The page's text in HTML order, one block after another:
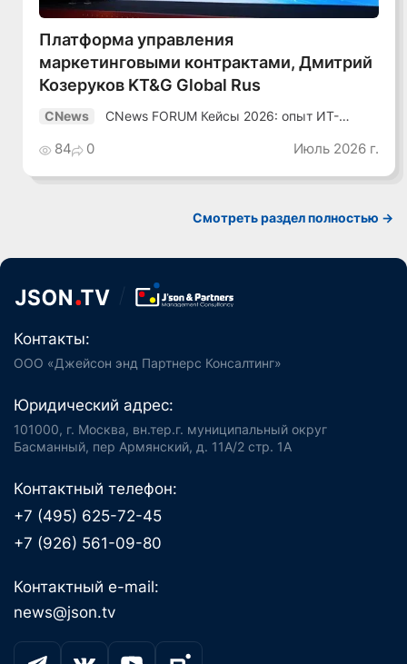
Платформа управления
маркетинговыми контрактами, Дмитрий
Козеруков KT&G Global Rus
CNews
CNews FORUM Кейсы 2026: опыт ИТ-
84 0 Июль 2026 г.
Смотреть раздел полностью ->
Контакты:
ООО «Джейсон энд Партнерс Консалтинг»
Юридический адрес:
101000, г. Москва, вн.тер.г. муниципальный округ
Басманный, пер Армянский, д. 11А/2 стр. 1А
Контактный телефон:
+7 (495) 625-72-45
+7 (926) 561-09-80
Контактный e-mail:
news@json.tv